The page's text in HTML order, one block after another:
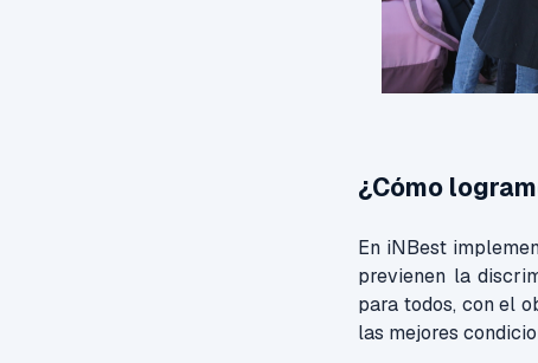
¿Cómo
En iNBest
previenen la
para todos, con el
las mejores